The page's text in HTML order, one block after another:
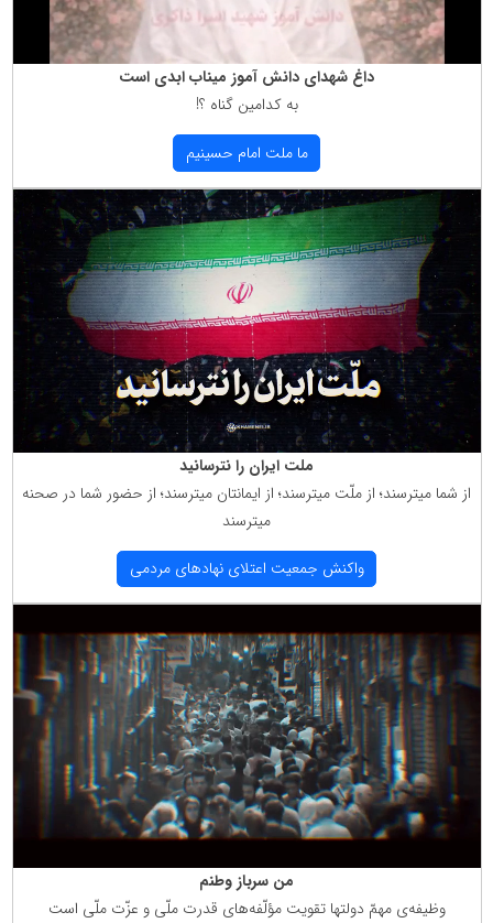
داغ شهدای دانش آموز میناب ابدی است
به كدامین گناه ؟!
ما ملت امام حسینیم
ملت ایران را نترسانید
از شما میترسند؛ از ملّت میترسند؛ از ایمانتان میترسند؛ از حضور شما در صحنه
میترسند
واكنش جمعیت اعتلای نهادهای مردمی
من سرباز وطنم
وظیفه‌ی مهمّ دولتها تقویت مؤلّفه‌های قدرت ملّی و عزّت ملّی است